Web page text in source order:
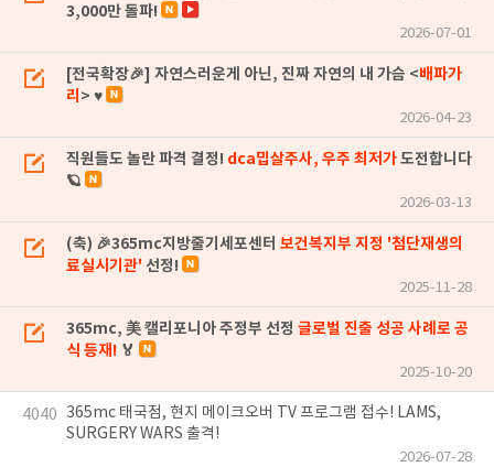
3,000만 돌파!
2026-07-01
[전국확장🎉] 자연스러운게 아닌, 진짜 자연의 내 가슴 <배파가
리 > ♥
2026-04-23
직원들도 놀란 파격 결정! dca밉살주사, 우주 최저가도전합니다
🪐
2026-03-13
(축) 🎉365mc지방줄기세포센터 보건복지부 지정 '첨단재생의
료실시기관' 선정!
2025-11-28
365mc, 美 캘리포니아 주정부 선정 글로벌 진출 성공 사례로 공
식 등재! 🏅
2025-10-20
4040
365mc 태국점, 현지 메이크오버 TV 프로그램 접수! LAMS,
SURGERY WARS 출격!
2026-07-28